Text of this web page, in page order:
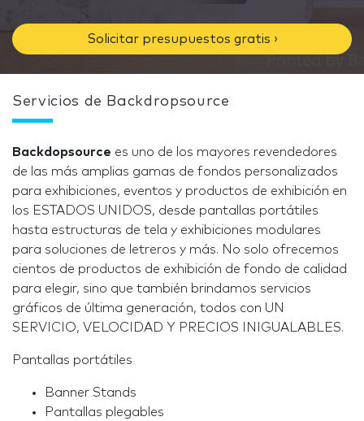
Solicitar presupuestos gratis ›
Servicios de Backdropsource
Backdopsource es uno de los mayores revendedores
de las más amplias gamas de fondos personalizados
para exhibiciones, eventos y productos de exhibición en
los ESTADOS UNIDOS, desde pantallas portátiles
hasta estructuras de tela y exhibiciones modulares
para soluciones de letreros y más. No solo ofrecemos
cientos de productos de exhibición de fondo de calidad
para elegir, sino que también brindamos servicios
gráficos de última generación, todos con UN
SERVICIO, VELOCIDAD Y PRECIOS INIGUALABLES.
Pantallas portátiles
Banner Stands
Pantallas plegables